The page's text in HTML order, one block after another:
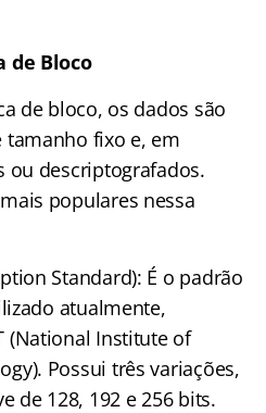
de Bloco
de bloco, os dados são
fixo e, em
ou descriptografados.
populares nessa
Standard): É o padrão
atualmente,
(National Institute of
Possui três variações,
de 128, 192 e 256 bits.